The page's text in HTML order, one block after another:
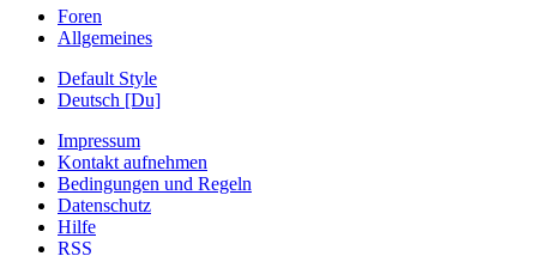
Foren
Allgemeines
Default Style
Deutsch [Du]
Impressum
Kontakt aufnehmen
Bedingungen und Regeln
Datenschutz
Hilfe
RSS